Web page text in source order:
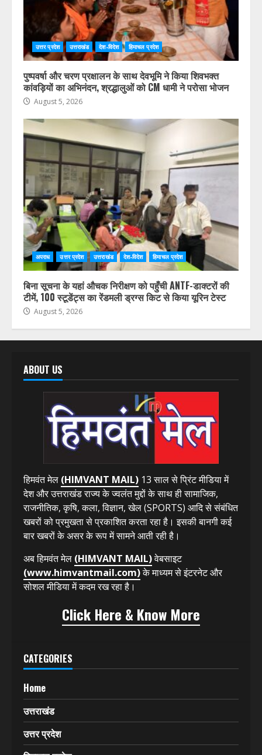
उत्तर प्रदेश उत्तराखंड देश-विदेश हिमाचल प्रदेश
पुष्पवर्षा और चरण प्रक्षालन के साथ देवभूमि ने किया शिवभक्त
कांवड़ियों का अभिनंदन, श्रद्धालुओं को CM धामी ने परोसा भोजन
August 5, 2026
अपराध उत्तर प्रदेश उत्तराखंड देश-विदेश हिमाचल प्रदेश
बिना सूचना के यहां औचक निरीक्षण को पहुँची ANTF-डाक्टरों की
टीमें, 100 स्टूडेंट्स का रेंडमली ड्रग्स किट से किया यूरिन टेस्ट
August 5, 2026
ABOUT US
हिमवंत मेल (HIMVANT MAIL) 13 साल से प्रिंट मीडिया में
देश और उत्तराखंड राज्य के ज्वलंत मुद्दों के साथ ही सामाजिक,
राजनीतिक, कृषि, कला, विज्ञान, खेल (SPORTS) आदि से संबंधित
खबरों को प्रमुखता से प्रकाशित करता रहा है। इसकी बानगी कई
बार खबरों के असर के रूप में सामने आती रही है।
अब हिमवंत मेल (HIMVANT MAIL)वेबसाइट
(www.himvantmail.com)के माध्यम से इंटरनेट और
सोशल मीडिया में कदम रख रहा है।
Click Here & Know More
CATEGORIES
Home
उत्तराखंड
उत्तर प्रदेश